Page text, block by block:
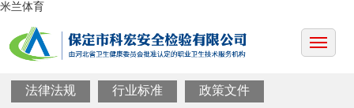
米兰体育
法律法规 行业标准 政策文件